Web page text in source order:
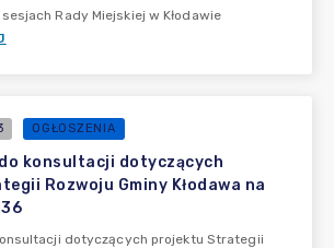
Rady Miejskiej w Kłodawie
OGŁOSZENIA
konsultacji dotyczących
Rozwoju Gminy Kłodawa na
dotyczących projektu Strategii